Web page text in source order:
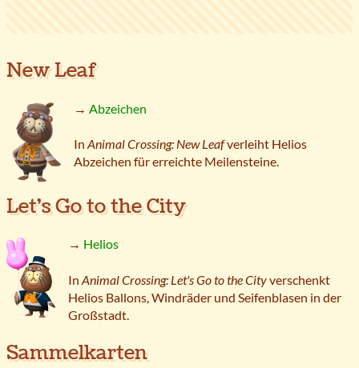
New Leaf
→ Abzeichen
In Animal Crossing: New Leafverleiht Helios
Abzeichen für erreichte Meilensteine.
Let's Go to the City
→ Helios
In Animal Crossing: Let's Go to the Cityverschenkt
Helios Ballons, Windräder und Seifenblasen in der
Großstadt.
Sammelkarten